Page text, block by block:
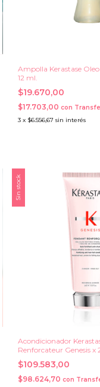
Ampolla Kerastase
12 ml.
$19.670,00
$17.703,00 con
3 x $6.556,67 sin interés
Sin stock
Acondicionador
Renforcateur Genesis x
$109.583,00
$98.624,70 con